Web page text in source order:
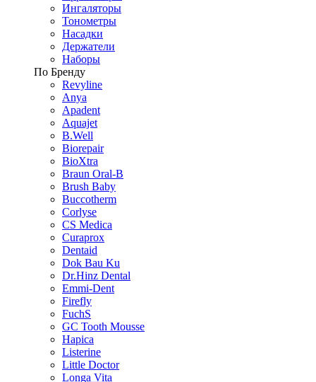
Ингаляторы
Тонометры
Насадки
Держатели
Наборы
По Бренду
Revyline
Anya
Apadent
Aquajet
B.Well
Biorepair
BioXtra
Braun Oral-B
Brush Baby
Buccotherm
Corlyse
CS Medica
Curaprox
Dentaid
Dok Bau Ku
Dr.Hinz Dental
Emmi-Dent
Firefly
FuchS
GC Tooth Mousse
Hapica
Listerine
Little Doctor
Longa Vita